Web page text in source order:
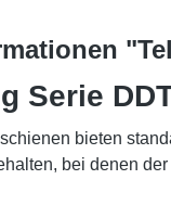
Serie
bieten
bei denen